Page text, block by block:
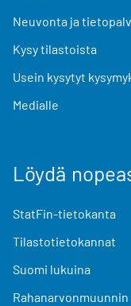
Neuvonta ja
Kysy tilastoista
Usein kysytyt
Medialle
Löydä
StatFin-tietokanta
Tilastotietokannat
Suomi lukuina
Rahanarvonmuunnin